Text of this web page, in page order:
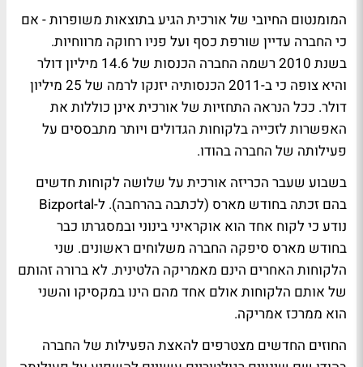
המומנטום החיובי של אורכית הגיע בתוצאות משופרות - אם
כי החברה עדיין שורפת כסף ועל פניו רחוקה מרווחיות.
בשנת 2010 רשמה החברה הכנסות של 14.6 מיליון דולר
והיא צופה כי ב-2011 הכנסותיה יזנקו לרמה של 25 מיליון
דולר. ככל הנראה התחזיות של אורכית אינן כוללות את
האפשרות לזכייה בלקוחות הגדולים ויותר מתבססים על
פעילותה של החברה בהודו.
בשבוע שעבר הכריזה אורכית על שלושה לקוחות חדשים
בהם זכתה בחודש מארס (לכתבה בהרחבה
). ל-Bizportal
נודע כי לקוח אחד הוא אוקראיני בינוני ובמסגרתו כבר
בחודש מארס סיפקה החברה משלוחים ראשונים. שני
הלקוחות האחרים הינם מאמריקה הלטינית. לא ברורה זהותם
של אותם הלקוחות אולם אחד מהם הינו במקסיקו והשני
הוא ממרכז אמריקה.
החוזים החדשים מצטרפים להאצת הפעילות של החברה